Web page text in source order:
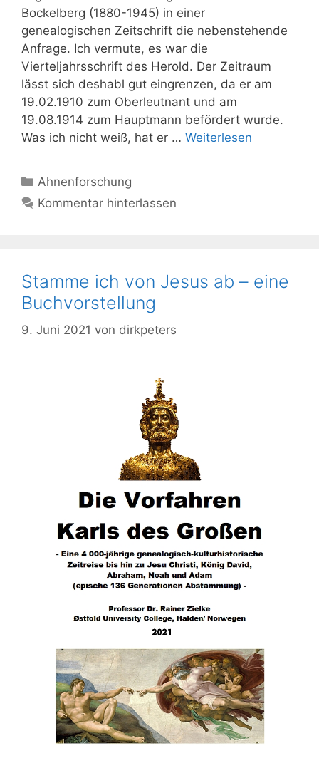
Bockelberg (1880-1945) in einer
genealogischen Zeitschrift die nebenstehende
Anfrage. Ich vermute, es war die
Vierteljahrsschrift des Herold. Der Zeitraum
lässt sich deshabl gut eingrenzen, da er am
19.02.1910 zum Oberleutnant und am
19.08.1914 zum Hauptmann befördert wurde.
Was ich nicht weiß, hat er … Weiterlesen
Kategorien
Ahnenforschung
Kommentar hinterlassen
Stamme ich von Jesus ab – eine
Buchvorstellung
9. Juni 2021 von dirkpeters